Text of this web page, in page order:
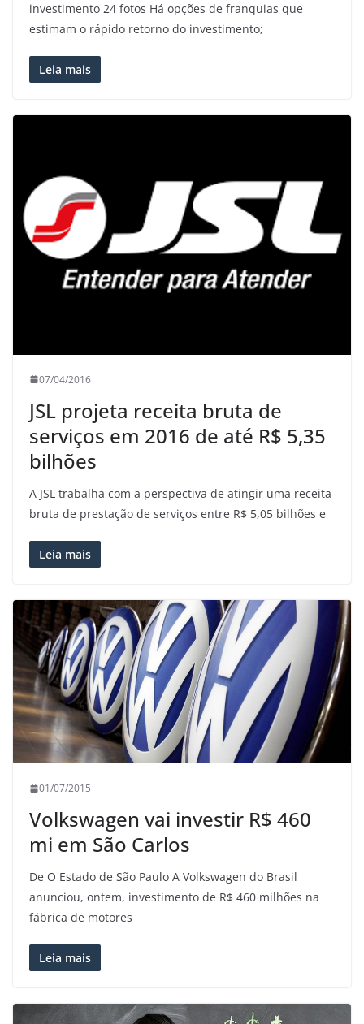
investimento 24 fotos Há opções de franquias que
estimam o rápido retorno do investimento;
Leia mais
07/04/2016
JSL projeta receita bruta de
serviços em 2016 de até R$ 5,35
bilhões
A JSL trabalha com a perspectiva de atingir uma receita
bruta de prestação de serviços entre R$ 5,05 bilhões e
Leia mais
01/07/2015
Volkswagen vai investir R$ 460
mi em São Carlos
De O Estado de São Paulo A Volkswagen do Brasil
anunciou, ontem, investimento de R$ 460 milhões na
fábrica de motores
Leia mais